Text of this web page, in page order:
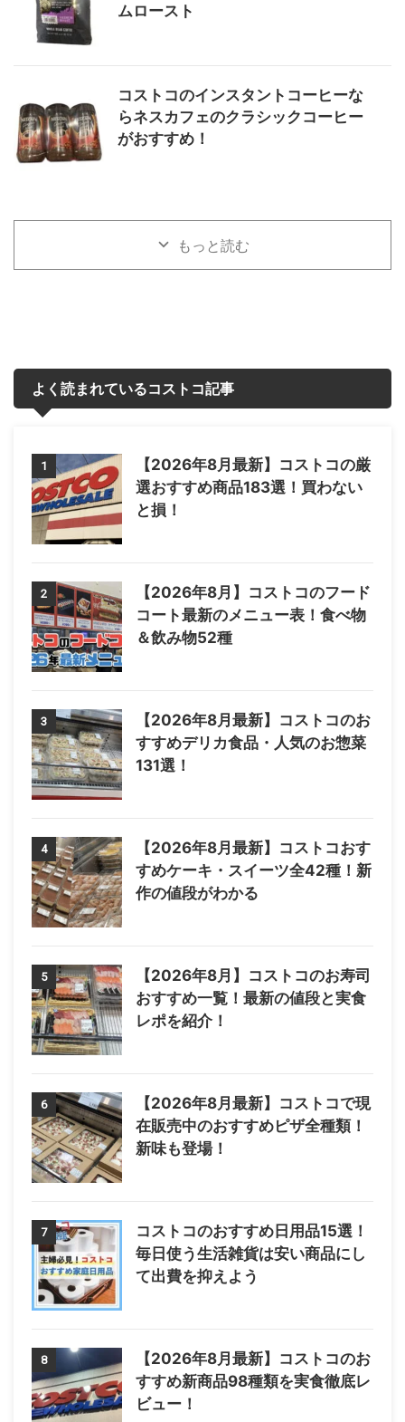
ムロースト
コストコのインスタントコーヒーな
らネスカフェのクラシックコーヒー
がおすすめ！
もっと読む
よく読まれているコストコ記事
1
【2026年8月最新】コストコの厳
選おすすめ商品183選！買わない
と損！
2
【2026年8月】コストコのフード
コート最新のメニュー表！食べ物
＆飲み物52種
3
【2026年8月最新】コストコのお
すすめデリカ食品・人気のお惣菜
131選！
4
【2026年8月最新】コストコおす
すめケーキ・スイーツ全42種！新
作の値段がわかる
5
【2026年8月】コストコのお寿司
おすすめ一覧！最新の値段と実食
レポを紹介！
6
【2026年8月最新】コストコで現
在販売中のおすすめピザ全種類！
新味も登場！
7
コストコのおすすめ日用品15選！
毎日使う生活雑貨は安い商品にし
て出費を抑えよう
8
【2026年8月最新】コストコのお
すすめ新商品98種類を実食徹底レ
ビュー！